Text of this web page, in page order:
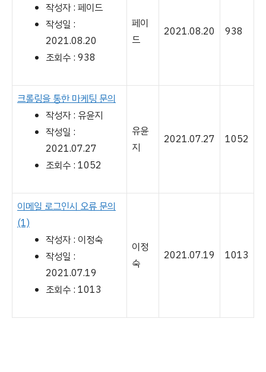
작성자 : 페이드
작성일 :
2021.08.20
조회수 : 938
페이
드
2021.08.20 938
크롤링을 통한 마케팅 문의
작성자 : 유윤지
작성일 :
2021.07.27
조회수 : 1052
유윤
지
2021.07.27 1052
이메일 로그인시 오류 문의
(1)
작성자 : 이정숙
작성일 :
2021.07.19
조회수 : 1013
이정
숙
2021.07.19 1013